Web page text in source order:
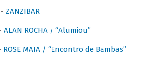
ZANZIBAR
ALAN ROCHA / “Alumiou”
ROSE MAIA / “Encontro de Bambas”